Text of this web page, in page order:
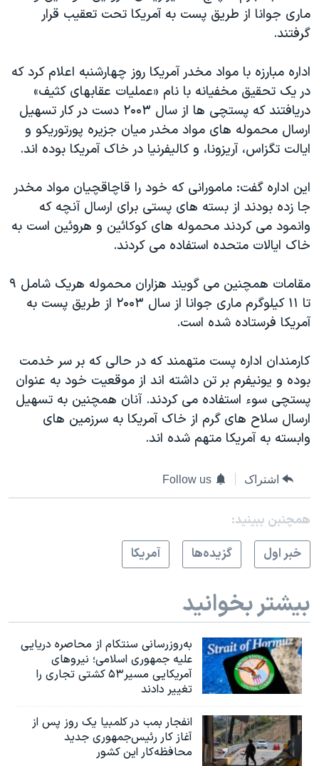
فرهنگ و زندگی
حقوق شهروندی
اقتصادی
علم و فناوری
اسرائیل در جنگ
گالری عکس
مستندها
انتخابات ریاست جمهوری آمریکا ۲۰۲۴
حمله جمهوری اسلامی به اسرائیل
رمز مهسا
ورزش زنان در ایران
اعتراضات زن، زندگی، آزادی
تریبونال مردمی آبان ۹۸
دادگاه حمید نوری
چهل سال گروگان‌گیری
اعتراضات مردمی آبان ۹۸
اسرائیل در جنگ
همایش محافظه‌کاران آمریکا «سی‌پک»
صفحه‌های ویژه
سفر پرزیدنت ترامپ به چین
دنبال کنید
زبانهای مختلف
ماری جوانا از طريق پست به آمريکا تحت تعقيب قرار
گرفتند.
اداره مبارزه با مواد مخدر آمريکا روز چهارشنبه اعلام کرد که
در يک تحقيق مخفيانه با نام «عمليات عقابهای کثيف»
دريافتند که پستچی ها از سال ۲۰۰۳ دست در کار تسهيل
ارسال محموله های مواد مخدر ميان جزيره پورتوريکو و
ايالت تگزاس، آريزونا، و کاليفرنيا در خاک آمريکا بوده اند.
اين اداره گفت: مامورانی که خود را قاچاقچيان مواد مخدر
جا زده بودند از بسته های پستی برای ارسال آنچه که
وانمود می کردند محموله های کوکائين و هروئين است به
خاک ايالات متحده استفاده می کردند.
مقامات همچنين می گويند هزاران محموله هريک شامل ۹
تا ۱۱ کيلوگرم ماری جوانا از سال ۲۰۰۳ از طريق پست به
آمريکا فرستاده شده است.
کارمندان اداره پست متهمند که در حالی که بر سر خدمت
بوده و يونيفرم بر تن داشته اند از موقعيت خود به عنوان
پستچی سوء استفاده می کردند. آنان همچنين به تسهيل
ارسال سلاح های گرم از خاک آمريکا به سرزمين های
وابسته به آمريکا متهم شده اند.
اشتراک Follow us
همچنبن ببینید:
خبر اول
گزيده‌ها آمريکا
بیشتر بخوانید
به‌روزرسانی سنتکام از محاصره دریایی
علیه جمهوری اسلامی؛ نیروهای
آمریکایی مسیر۵۳ کشتی تجاری را
تغییر دادند
انفجار بمب‌‌ در کلمبیا یک روز پس از
آغاز کار رئیس‌جمهوری جدید
محافظه‌کار این کشور